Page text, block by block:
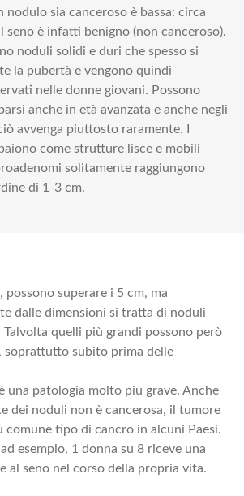
nodulo sia canceroso è bassa: circa
seno è infatti benigno (non canceroso).
noduli solidi e duri che spesso si
la pubertà e vengono quindi
nelle donne giovani. Possono
anche in età avanzata e anche negli
avvenga piuttosto raramente. I
come strutture lisce e mobili
solitamente raggiungono
di 1-3 cm.
possono superare i 5 cm, ma
dalle dimensioni si tratta di noduli
Talvolta quelli più grandi possono però
soprattutto subito prima delle
una patologia molto più grave. Anche
dei noduli non è cancerosa, il tumore
comune tipo di cancro in alcuni Paesi.
esempio, 1 donna su 8 riceve una
al seno nel corso della propria vita.